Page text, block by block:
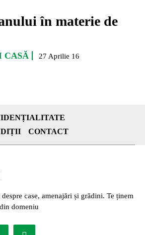
în materie de
CASĂ 27 Aprilie 16
CONTACT
case, amenajări și grădini. Te ținem
domeniu